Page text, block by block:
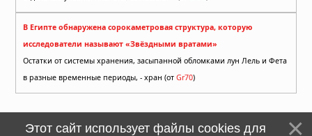
В Египте обнаружена сорокаметровая структура, которую
исследователи называют «Звёздными вратами»
Остатки от системы хранения, засыпанной обломками лун Лель и Фета
в разные временные периоды, - хран (от Gr70)
Этот сайт использует файлы cookies для